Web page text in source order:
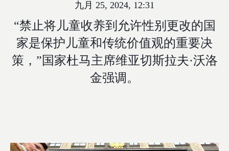
“禁止将儿童收养到允许性别更改的国
家是保护儿童和传统价值观的重要决
策，”国家杜马主席维亚切斯拉夫·沃洛
金强调。
九月 25, 2024, 12:31